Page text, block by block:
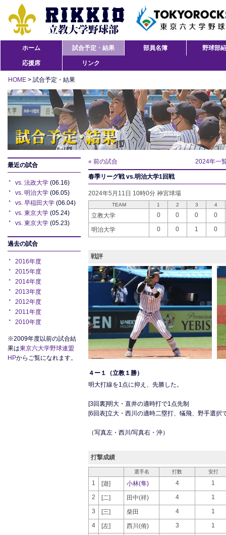
ホーム 試合予定・結果 部員名簿 野球部
応援席 リンク
HOME > 試合予定・結果
最近の試合
vs. 法政大学 (06.16)
vs. 明治大学 (06.05)
vs. 早稲田大学 (06.04)
vs. 東京大学 (05.24)
vs. 東京大学 (05.23)
過去の試合
2016年度
2015年度
2014年度
2013年度
2012年度
2011年度
2010年度
※2009年度以前の試合結
果は東京六大学野球連盟
HPからご覧になれます。
« 前の試合 2024年一
春季リーグ戦 vs.明治大学1回戦
2024年5月11日 10時0分 神宮球場
TEAM 1 2 3 4
立教大学 0 0 0 0
明治大学 0 0 1 0
戦評
４ー１（立教１勝）
明大打線を1点に抑え、先勝した。
[3回裏]明大・直井の適時打で1点先制
[6回表]立大・西川の適時二塁打、犠飛、野手選択
（写真左・西川/写真右・沖）
打撃成績
選手名 打数 安打
1 [遊] 小林(隼) 4
1
2
[二] 田中(祥) 4
1
3
[三] 柴田 4
1
4
[左] 西川(侑) 3
1